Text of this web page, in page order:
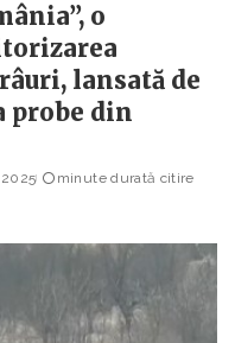
o
lansată de
probe din
minute durată citire